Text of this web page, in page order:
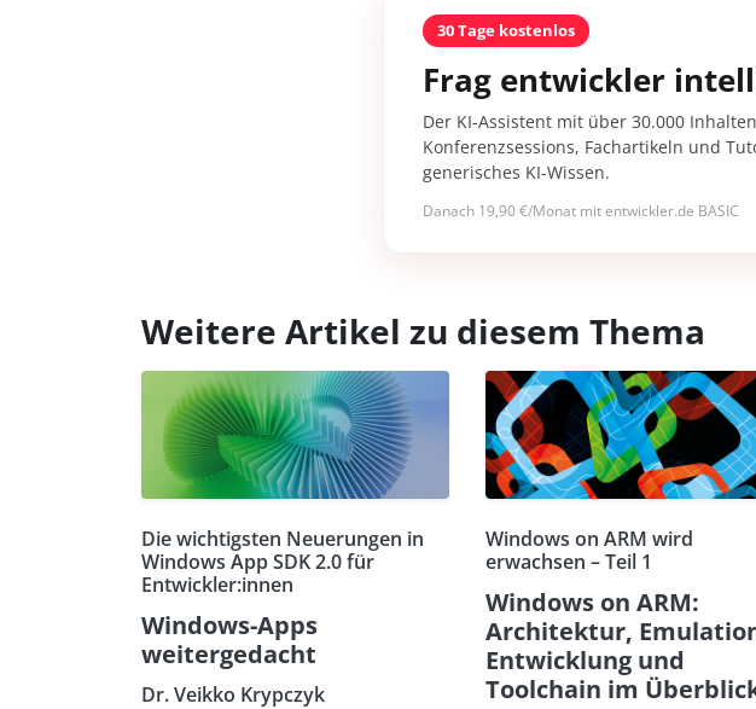
30 Tage kostenlos
Frag entwickler
Der KI-Assistent mit über 30.000
Konferenzsessions, Fachartikeln und
generisches KI-Wissen.
Danach 19,90 €/Monat mit entwickler.de BASIC
Weitere Artikel zu diesem Thema
Die wichtigsten Neuerungen in
Windows App SDK 2.0 für
Entwickler:innen
Windows-Apps
weitergedacht
Dr. Veikko Krypczyk
Windows on ARM wird
erwachsen – Teil 1
Windows on ARM:
Architektur,
Entwicklung und
Toolchain im